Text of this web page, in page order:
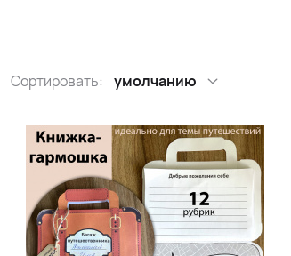
Сортировать: умолчанию